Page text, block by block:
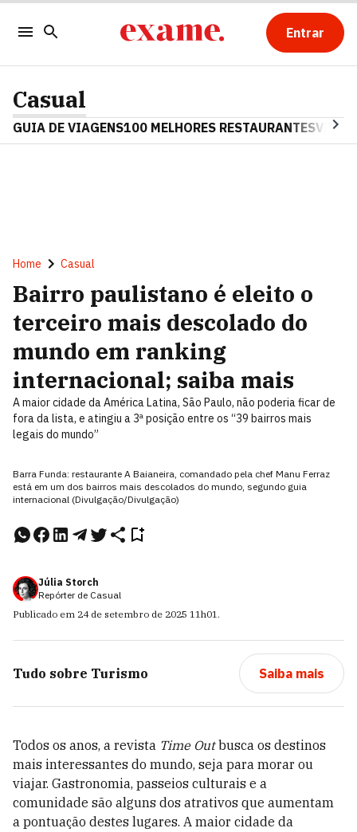
Entrar
Casual
GUIA DE VIAGENS100 MELHORES RESTAURANTES
Home Casual
Bairro paulistano é eleito o
terceiro mais descolado do
mundo em ranking
internacional; saiba mais
A maior cidade da América Latina, São Paulo, não poderia ficar de
fora da lista, e atingiu a 3ª posição entre os “39 bairros mais
legais do mundo”
Barra Funda: restaurante A Baianeira, comandado pela chef Manu Ferraz
está em um dos bairros mais descolados do mundo, segundo guia
internacional (Divulgação/Divulgação)
Júlia Storch
Repórter de Casual
Publicado em 24 de setembro de 2025 11h01.
Tudo sobre Turismo Saiba mais
Todos os anos, a revista Time Outbusca os destinos
mais interessantes do mundo, seja para morar ou
viajar. Gastronomia, passeios culturais e a
comunidade são alguns dos atrativos que aumentam
a pontuação destes lugares. A maior cidade da